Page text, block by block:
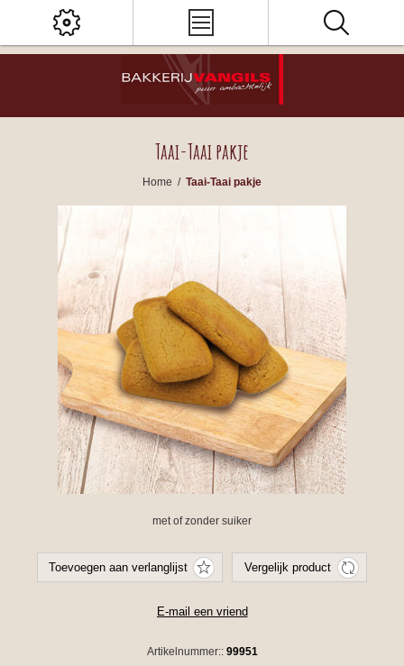
Taai-Taai pakje
Home / Taai-Taai pakje
met of zonder suiker
Artikelnummer:: 99951